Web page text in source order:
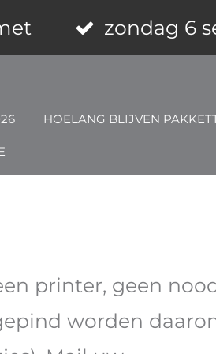
zondag 6
HOELANG BLIJVEN
printer, geen
worden